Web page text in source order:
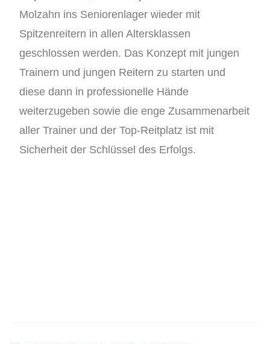
Molzahn ins Seniorenlager wieder mit
Spitzenreitern in allen Altersklassen
geschlossen werden. Das Konzept mit jungen
Trainern und jungen Reitern zu starten und
diese dann in professionelle Hände
weiterzugeben sowie die enge Zusammenarbeit
aller Trainer und der Top-Reitplatz ist mit
Sicherheit der Schlüssel des Erfolgs.